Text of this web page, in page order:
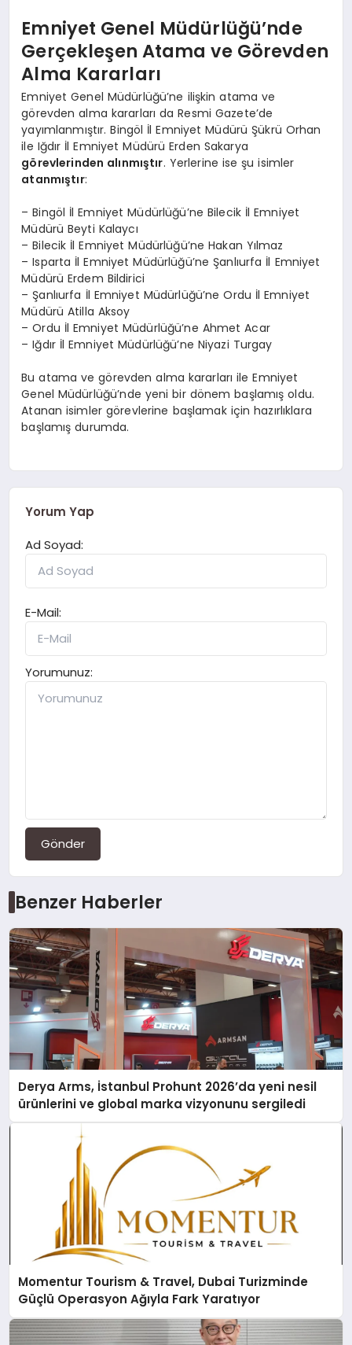
Emniyet Genel Müdürlüğü’nde
Gerçekleşen Atama ve Görevden
Alma Kararları
Emniyet Genel Müdürlüğü’ne ilişkin atama ve
görevden alma kararları da Resmi Gazete’de
yayımlanmıştır. Bingöl İl Emniyet Müdürü Şükrü Orhan
ile Iğdır İl Emniyet Müdürü Erden Sakarya
görevlerinden alınmıştır. Yerlerine ise şu isimler
atanmıştır:
– Bingöl İl Emniyet Müdürlüğü’ne Bilecik İl Emniyet
Müdürü Beyti Kalaycı
– Bilecik İl Emniyet Müdürlüğü’ne Hakan Yılmaz
– Isparta İl Emniyet Müdürlüğü’ne Şanlıurfa İl Emniyet
Müdürü Erdem Bildirici
– Şanlıurfa İl Emniyet Müdürlüğü’ne Ordu İl Emniyet
Müdürü Atilla Aksoy
– Ordu İl Emniyet Müdürlüğü’ne Ahmet Acar
– Iğdır İl Emniyet Müdürlüğü’ne Niyazi Turgay
Bu atama ve görevden alma kararları ile Emniyet
Genel Müdürlüğü’nde yeni bir dönem başlamış oldu.
Atanan isimler görevlerine başlamak için hazırlıklara
başlamış durumda.
Yorum Yap
Ad Soyad:
E-Mail:
Yorumunuz:
Gönder
Benzer Haberler
Derya Arms, İstanbul Prohunt 2026’da yeni nesil
ürünlerini ve global marka vizyonunu sergiledi
Momentur Tourism & Travel, Dubai Turizminde
Güçlü Operasyon Ağıyla Fark Yaratıyor